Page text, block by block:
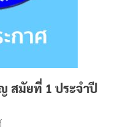
สมัยที่ 1 ประจำปี